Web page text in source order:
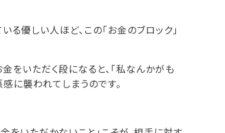
る優しい人ほど、この「お金のブロック」
をいただく段になると、「私なんかがも
に襲われてしまうのです。